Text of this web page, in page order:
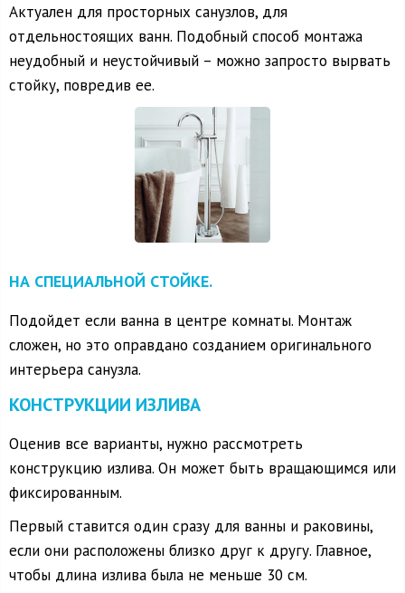
Актуален для просторных санузлов, для
отдельностоящих ванн. Подобный способ монтажа
неудобный и неустойчивый – можно запросто вырвать
стойку, повредив ее.
НА СПЕЦИАЛЬНОЙ СТОЙКЕ.
Подойдет если ванна в центре комнаты. Монтаж
сложен, но это оправдано созданием оригинального
интерьера санузла.
КОНСТРУКЦИИ ИЗЛИВА
Оценив все варианты, нужно рассмотреть
конструкцию излива. Он может быть вращающимся или
фиксированным.
Первый ставится один сразу для ванны и раковины,
если они расположены близко друг к другу. Главное,
чтобы длина излива была не меньше 30 см.